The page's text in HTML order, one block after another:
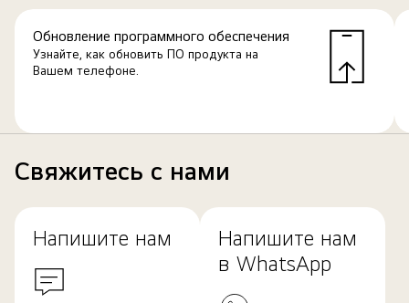
Обновление программного обеспечения
Узнайте, как обновить ПО продукта на
Вашем телефоне.
Свяжитесь с нами
Напишите нам
Напишите нам
в WhatsApp